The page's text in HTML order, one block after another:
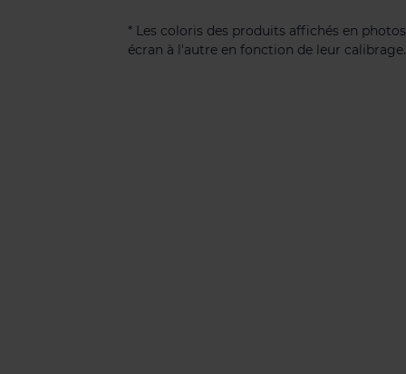
* Les coloris des produits affichés en
écran à l'autre en fonction de leur calibrage.